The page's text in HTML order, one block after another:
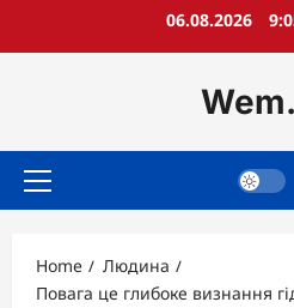
06.08.2026
Primary
Home
Людина
Повага це глибоке визнання